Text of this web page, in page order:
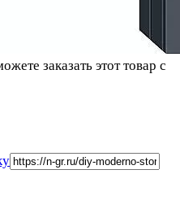
заказать этот товар с